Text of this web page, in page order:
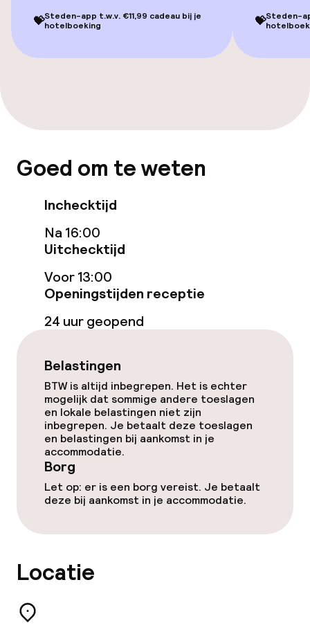
Zoetwater binnenzwembad
Verwarmd binnenzwembad
Entertainment
Gratis wifi
TV lounge
Eet- en drinkgelegenheden
Bar
Eet- en drinkdiensten
Ontbijtbuffet
Roomservice
Schoonmaakvoorzieningen
Wasservice
💝Steden-app t.w.v. €11,99 cadeau bij je
hotelboeking
💝Steden-
Goed om te weten
Inchecktijd
Na 16:00
Uitchecktijd
Voor 13:00
Openingstijden receptie
24 uur geopend
Belastingen
BTW is altijd inbegrepen. Het is echter
mogelijk dat sommige andere toeslagen
en lokale belastingen niet zijn
inbegrepen. Je betaalt deze toeslagen
en belastingen bij aankomst in je
accommodatie.
Borg
Let op: er is een borg vereist. Je betaalt
deze bij aankomst in je accommodatie.
Locatie